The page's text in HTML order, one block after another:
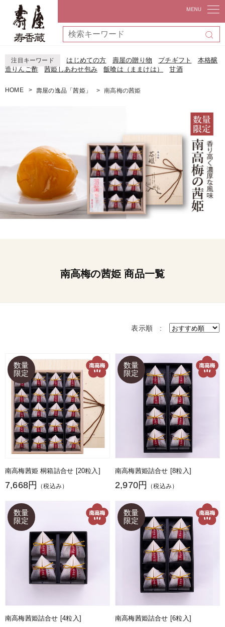
注目キーワード はじめての方 壽屋の贈り物 プチギフト
本格醸
造りんご酢
茜姫しあわせ包み 飯喰は（ままけは） 甘酒
HOME 壽屋の逸品「茜姫」 南高梅の茜姫
南高梅の茜姫 商品一覧
表示順 :
南高梅茜姫 桐箱詰合せ [20粒入]
7,668円 （税込み）
南高梅茜姫詰合せ [8粒入]
2,970円 （税込み）
南高梅茜姫詰合せ [4粒入] 南高梅茜姫詰合せ [6粒入]